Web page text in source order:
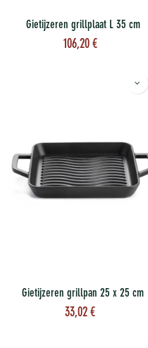
Gietijzeren grillplaat L 35 cm
106,20€
Gietijzeren grillpan 25 x 25 cm
33,02 €